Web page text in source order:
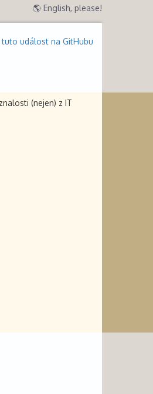
🌎 English, please!
událost na GitHubu
(nejen) z IT